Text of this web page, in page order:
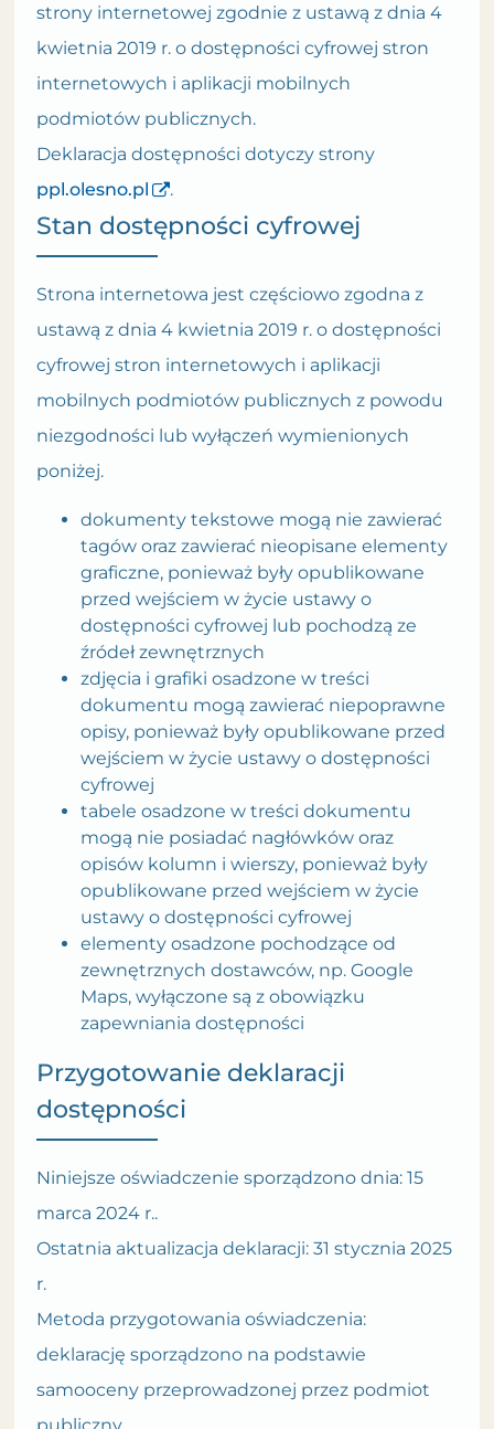
strony internetowej zgodnie z ustawą z dnia 4
kwietnia 2019 r. o dostępności cyfrowej stron
internetowych i aplikacji mobilnych
podmiotów publicznych.
Deklaracja dostępności dotyczy strony
ppl.olesno.pl
.
Stan dostępności cyfrowej
Strona internetowa jest częściowo zgodna z
ustawą z dnia 4 kwietnia 2019 r. o dostępności
cyfrowej stron internetowych i aplikacji
mobilnych podmiotów publicznych z powodu
niezgodności lub wyłączeń wymienionych
poniżej.
dokumenty tekstowe mogą nie zawierać
tagów oraz zawierać nieopisane elementy
graficzne, ponieważ były opublikowane
przed wejściem w życie ustawy o
dostępności cyfrowej lub pochodzą ze
źródeł zewnętrznych
zdjęcia i grafiki osadzone w treści
dokumentu mogą zawierać niepoprawne
opisy, ponieważ były opublikowane przed
wejściem w życie ustawy o dostępności
cyfrowej
tabele osadzone w treści dokumentu
mogą nie posiadać nagłówków oraz
opisów kolumn i wierszy, ponieważ były
opublikowane przed wejściem w życie
ustawy o dostępności cyfrowej
elementy osadzone pochodzące od
zewnętrznych dostawców, np. Google
Maps, wyłączone są z obowiązku
zapewniania dostępności
Przygotowanie deklaracji
dostępności
Niniejsze oświadczenie sporządzono dnia:15
marca 2024 r..
Ostatnia aktualizacja deklaracji:31 stycznia 2025
r.
Metoda przygotowania oświadczenia:
deklarację sporządzono na podstawie
samooceny przeprowadzonej przez podmiot